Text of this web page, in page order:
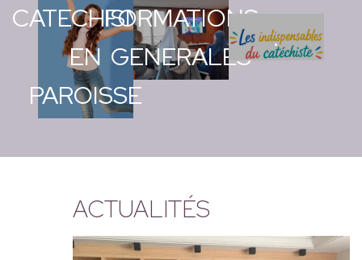
CATECHISME
EN
PAROISSE
FORMATIONS
GENERALES
.
ACTUALITÉS